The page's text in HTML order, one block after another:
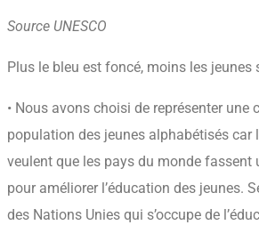
Source UNESCO
Plus le bleu est foncé, moins les jeunes
• Nous avons choisi de représenter une
population des jeunes alphabétisés car
veulent que les pays du monde
pour améliorer l’éducation des jeunes.
des Nations Unies qui s’occupe de